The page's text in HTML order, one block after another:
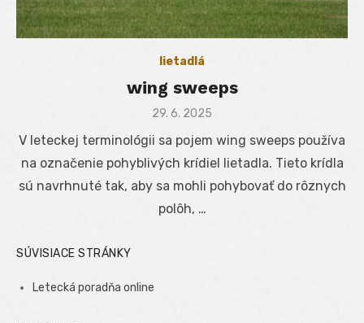
lietadlá
wing sweeps
Posted
29. 6. 2025
V leteckej terminológii sa pojem wing sweeps používa
na označenie pohyblivých krídiel lietadla. Tieto krídla
sú navrhnuté tak, aby sa mohli pohybovať do rôznych
polôh, …
SÚVISIACE STRÁNKY
Letecká poradňa online